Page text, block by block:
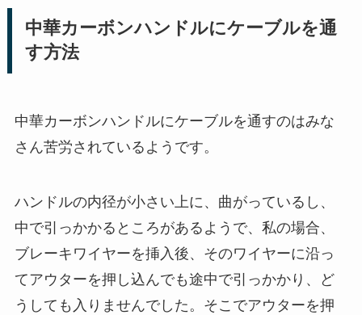
中華カーボンハンドルにケーブルを通
す方法
中華カーボンハンドルにケーブルを通すのはみな
さん苦労されているようです。
ハンドルの内径が小さい上に、曲がっているし、
中で引っかかるところがあるようで、私の場合、
ブレーキワイヤーを挿入後、そのワイヤーに沿っ
てアウターを押し込んでも途中で引っかかり、ど
うしても入りませんでした。そこでアウターを押